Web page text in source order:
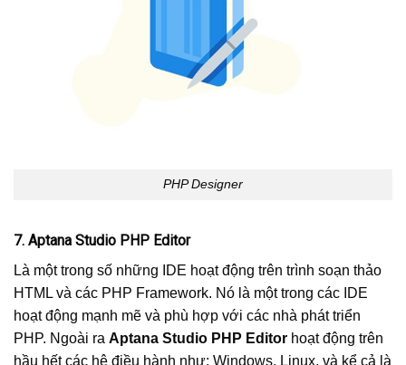
PHP Designer
7. Aptana Studio PHP Editor
Là một trong số những IDE hoạt động trên trình soạn thảo
HTML và các PHP Framework. Nó là một trong các IDE
hoạt động mạnh mẽ và phù hợp với các nhà phát triển
PHP. Ngoài ra Aptana Studio PHP Editor hoạt động trên
hầu hết các hệ điều hành như: Windows, Linux, và kể cả là